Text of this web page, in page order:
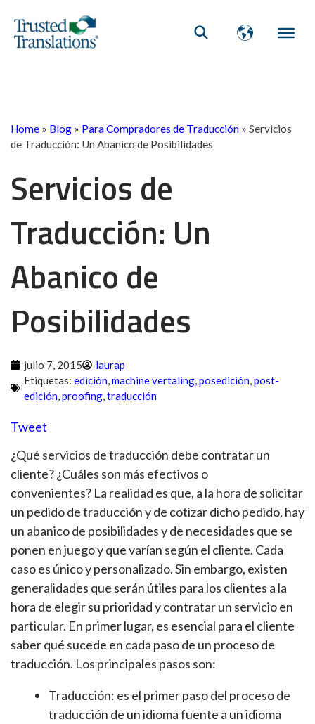
Home » Blog » Para Compradores de Traducción » Servicios
de Traducción: Un Abanico de Posibilidades
Servicios de
Traducción: Un
Abanico de
Posibilidades
julio 7, 2015
laurap
Etiquetas: edición,machine vertaling,posedición,post-
edición,proofing,traducción
Tweet
¿Qué servicios de traducción debe contratar un
cliente? ¿Cuáles son más efectivos o
convenientes? La realidad es que, a la hora de solicitar
un pedido de traducción y de cotizar dicho pedido, hay
un abanico de posibilidades y de necesidades que se
ponen en juego y que varían según el cliente. Cada
caso es único y personalizado. Sin embargo, existen
generalidades que serán útiles para los clientes a la
hora de elegir su prioridad y contratar un servicio en
particular. En primer lugar, es esencial para el cliente
saber qué sucede en cada paso de un proceso de
traducción. Los principales pasos son:
Traducción: es el primer paso del proceso de
traducción de un idioma fuente a un idioma